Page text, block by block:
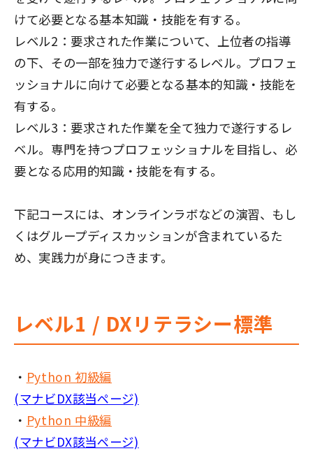
けて必要となる基本知識・技能を有する。
レベル2：要求された作業について、上位者の指導
の下、その一部を独力で遂行するレベル。プロフェ
ッショナルに向けて必要となる基本的知識・技能を
有する。
レベル3：要求された作業を全て独力で遂行するレ
ベル。専門を持つプロフェッショナルを目指し、必
要となる応用的知識・技能を有する。
下記コースには、オンラインラボなどの演習、もし
くはグループディスカッションが含まれているた
め、実践力が身につきます。
レベル1 / DXリテラシー標準
・ Python 初級編
(マナビDX該当ページ)
・ Python 中級編
(マナビDX該当ページ)